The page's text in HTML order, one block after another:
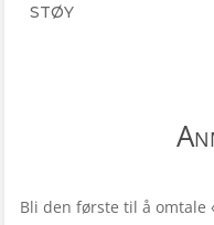
STØY
Bli den første til å omtale